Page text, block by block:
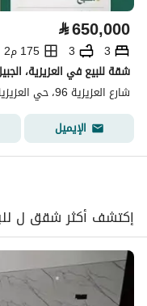
⃁650,000
3
3
175 م2
شقة للبيع في العزيزية،
شارع العزيزية 96، حي العزيزية، الجبيل
الإيميل
إكتشف أكثر شقق ل